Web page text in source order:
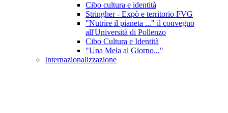
Cibo cultura e identità
Stringher - Expò e territorio FVG
"Nutrire il pianeta ..." il convegno
all'Università di Pollenzo
Cibo Cultura e Identità
"Una Mela al Giorno..."
Internazionalizzazione